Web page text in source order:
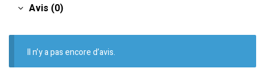
Avis (0)
Il n’y a pas encore d’avis.